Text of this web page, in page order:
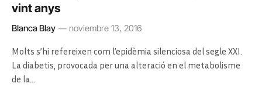
vint anys
Blanca Blay noviembre 13, 2016
Molts s’hi refereixen com l’epidèmia silenciosa del segle XXI.
La diabetis, provocada per una alteració en el metabolisme
de la…